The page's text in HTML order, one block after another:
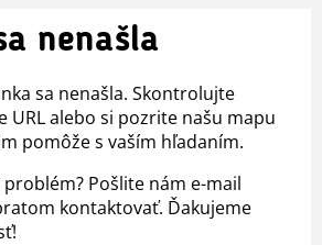
nenašla
sa nenašla. Skontrolujte
URL alebo si pozrite našu mapu
pomôže s vaším hľadaním.
Pošlite nám e-mail
kontaktovať. Ďakujeme